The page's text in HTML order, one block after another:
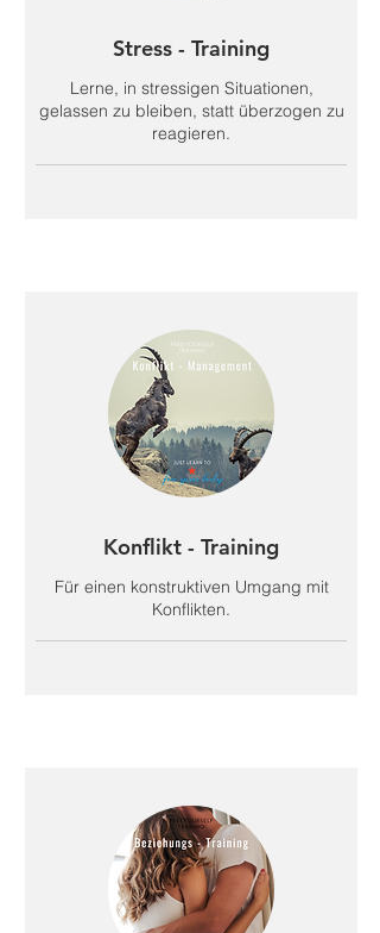
Stress - Training
Lerne, in stressigen Situationen,
gelassen zu bleiben, statt überzogen zu
reagieren.
Konflikt - Training
Für einen konstruktiven Umgang mit
Konflikten.